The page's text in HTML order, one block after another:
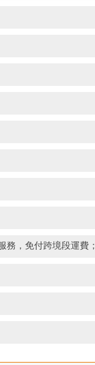
務，免付跨境段運費；